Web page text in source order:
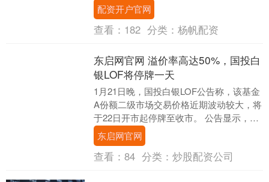
论中心。在公众视野中，它常被贴上慈善
医院的标签，但其....
配资开户官网
查看： 182 分类： 杨帆配资
东启网官网 溢价率高达50%，国投白
银LOF将停牌一天
1月21日晚，国投白银LOF公告称，该基金
A份额二级市场交易价格近期波动较大，将
于22日开市起停牌至收市。 公告显示，1
月19日，该基金份额单位净值为2.512....
东启网官网
查看： 84 分类： 炒股配资公司